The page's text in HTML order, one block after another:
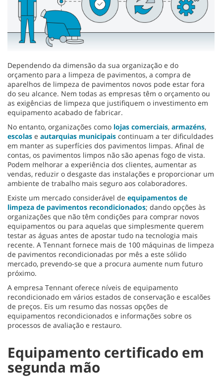
Dependendo da dimensão da sua organização e do
orçamento para a limpeza de pavimentos, a compra de
aparelhos de limpeza de pavimentos novos pode estar fora
do seu alcance. Nem todas as empresas têm o orçamento ou
as exigências de limpeza que justifiquem o investimento em
equipamento acabado de fabricar.
No entanto, organizações como lojas comerciais, armazéns,
escolas e autarquias municipais continuam a ter dificuldades
em manter as superfícies dos pavimentos limpas. Afinal de
contas, os pavimentos limpos não são apenas fogo de vista.
Podem melhorar a experiência dos clientes, aumentar as
vendas, reduzir o desgaste das instalações e proporcionar um
ambiente de trabalho mais seguro aos colaboradores.
Existe um mercado considerável de equipamentos de
limpeza de pavimentos recondicionados; dando opções às
organizações que não têm condições para comprar novos
equipamentos ou para aquelas que simplesmente querem
testar as águas antes de apostar tudo na tecnologia mais
recente. A Tennant fornece mais de 100 máquinas de limpeza
de pavimentos recondicionadas por mês a este sólido
mercado, prevendo-se que a procura aumente num futuro
próximo.
A empresa Tennant oferece níveis de equipamento
recondicionado em vários estados de conservação e escalões
de preços. Eis um resumo das nossas opções de
equipamentos recondicionados e informações sobre os
processos de avaliação e restauro.
Equipamento certificado em
segunda mão